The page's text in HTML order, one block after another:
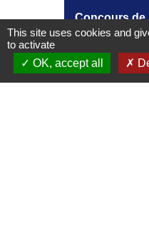
Concours de
This site uses cookies and
to activate
OK, accept all